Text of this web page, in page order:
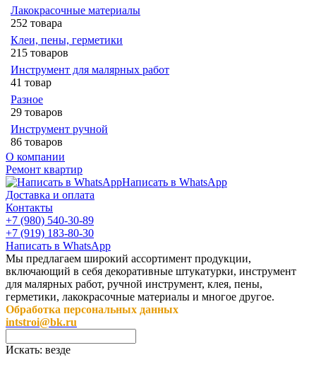
Лакокрасочные материалы
252 товара
Клеи, пены, герметики
215 товаров
Инструмент для малярных работ
41 товар
Разное
29 товаров
Инструмент ручной
86 товаров
О компании
Ремонт квартир
Написать в WhatsApp
Доставка и оплата
Контакты
+7 (980) 540-30-89
+7 (919) 183-80-30
Написать в WhatsApp
Мы предлагаем широкий ассортимент продукции,
включающий в себя декоративные штукатурки, инструмент
для малярных работ, ручной инструмент, клея, пены,
герметики, лакокрасочные материалы и многое другое.
Обработка персональных данных
intstroi@bk.ru
Искать: везде